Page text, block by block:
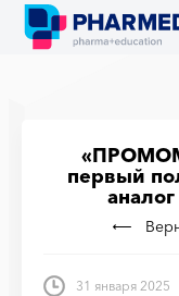
первый
31 января 2025